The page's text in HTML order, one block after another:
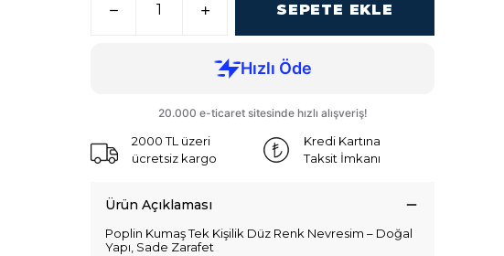
SEPETE EKLE
2000 TL üzeri
ücretsiz kargo
Kredi Kartına
Taksit İmkanı
Ürün Açıklaması
Poplin Kumaş Tek Kişilik Düz Renk Nevresim – Doğal
Yapı, Sade Zarafet